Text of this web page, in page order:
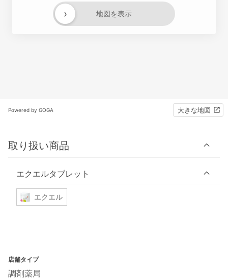
地図を表示
›
Powered by GOGA 大きな地図
取り扱い商品
エクエルタブレット
エクエル
店舗タイプ
調剤薬局